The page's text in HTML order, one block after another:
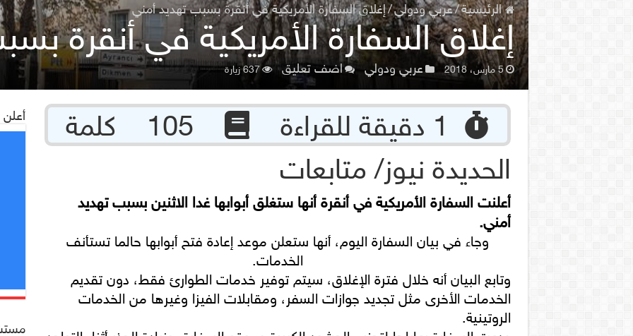
الرئيسية/عربي ودولي/إغلاق السفارة الأمريكية في أنقرة بسبب تهديد أمني
إغلاق السفارة الأمريكية في أنقرة
5 مارس، 2018 عربي ودولي اضف تعليق 637 زيارة
الحديدة نيوز/ متابعات
أعلنت السفارة الأمريكية في أنقرة أنها ستغلق أبوابها غدا الاثنين بسبب تهديد
أمني.
وجاء في بيان السفارة اليوم، أنها ستعلن موعد إعادة فتح أبوابها حالما تستأنف
الخدمات.
وتابع البيان أنه خلال فترة الإغلاق، سيتم توفير خدمات الطوارئ فقط، دون تقديم
الخدمات الأخرى مثل تجديد جوازات السفر، ومقابلات الفيزا وغيرها من الخدمات
الروتينية.
أعلن